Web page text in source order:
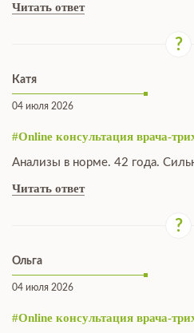
Читать ответ
Катя
04 июля 2026
#Online консультация врача-
Анализы в норме. 42 года.
Читать ответ
Ольга
04 июля 2026
#Online консультация врача-